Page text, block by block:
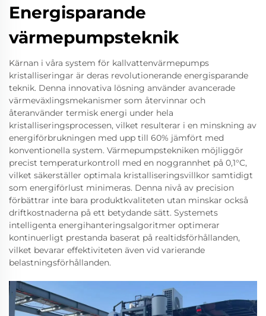
Energisparande
värmepumpsteknik
Kärnan i våra system för kallvattenvärmepumps
kristalliseringar är deras revolutionerande energisparande
teknik. Denna innovativa lösning använder avancerade
värmeväxlingsmekanismer som återvinnar och
återanvänder termisk energi under hela
kristalliseringsprocessen, vilket resulterar i en minskning av
energiförbrukningen med upp till 60% jämfört med
konventionella system. Värmepumpstekniken möjliggör
precist temperaturkontroll med en noggrannhet på 0,1°C,
vilket säkerställer optimala kristalliseringsvillkor samtidigt
som energiförlust minimeras. Denna nivå av precision
förbättrar inte bara produktkvaliteten utan minskar också
driftkostnaderna på ett betydande sätt. Systemets
intelligenta energihanteringsalgoritmer optimerar
kontinuerligt prestanda baserat på realtidsförhållanden,
vilket bevarar effektiviteten även vid varierande
belastningsförhållanden.